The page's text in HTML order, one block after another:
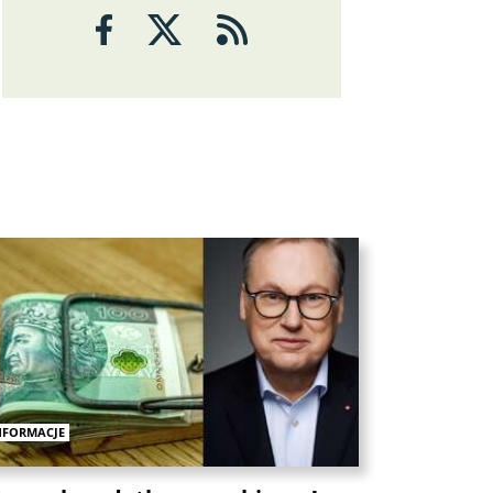
Analizy
ANALIZY
Czy rynek pracy w USA ma
problemy?
Maciej Przygórzewski 6 sierpnia 2026
ANALIZY
Ulga na rynkach: porozumienie
wokół Cieśniny Ormuz?
Michał Stajniak 6 sierpnia 2026